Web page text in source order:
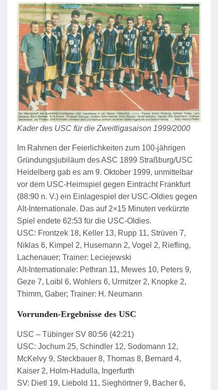
Kader des USC für die Zweitligasaison 1999/2000
Im Rahmen der Feierlichkeiten zum 100-jährigen
Gründungsjubiläum des ASC 1899 Straßburg/USC
Heidelberg gab es am 9. Oktober 1999, unmittelbar
vor dem USC-Heimspiel gegen Eintracht Frankfurt
(88:90 n. V.) ein Einlagespiel der USC-Oldies gegen
Alt-Internationale. Das auf 2×15 Minuten verkürzte
Spiel endete 62:53 für die USC-Oldies.
USC: Frontzek 18, Keller 13, Rupp 11, Strüven 7,
Niklas 6, Kimpel 2, Husemann 2, Vogel 2, Riefling,
Lachenauer; Trainer: Leciejewski
Alt-Internationale: Pethran 11, Mewes 10, Peters 9,
Geze 7, Loibl 6, Wohlers 6, Urmitzer 2, Knopke 2,
Thimm, Gaber; Trainer: H. Neumann
Vorrunden-Ergebnisse des USC
USC – Tübinger SV 80:56 (42:21)
USC: Jochum 25, Schindler 12, Sodomann 12,
McKelvy 9, Steckbauer 8, Thomas 8, Bernard 4,
Kaiser 2, Holm-Hadulla, Ingerfurth
SV: Dietl 19, Liebold 11, Sieghörtner 9, Bacher 6,